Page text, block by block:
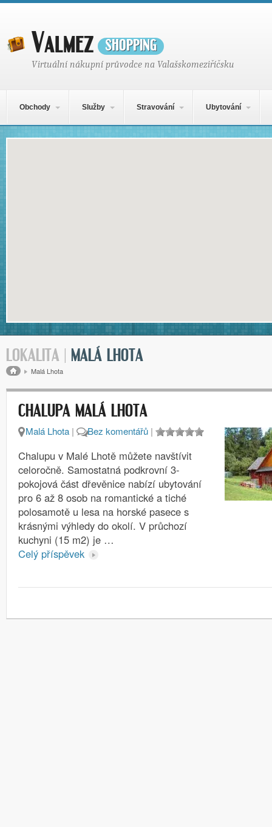
Valmezshopping
Virtuální nákupní průvodce na Valašskomeziříčsku
Obchody Služby Stravování Ubytování
Mapa obsahu
LOKALITA | MALÁ LHOTA
Drobečková navigace
Malá Lhota
CHALUPA MALÁ LHOTA
Malá Lhota | Bez komentářů |
Chalupu v Malé Lhotě můžete navštívit
celoročně. Samostatná podkrovní 3-
pokojová část dřevěnice nabízí ubytování
pro 6 až 8 osob na romantické a tiché
polosamotě u lesa na horské pasece s
krásnými výhledy do okolí. V průchozí
kuchyni (15 m2) je …
Celý příspěvek